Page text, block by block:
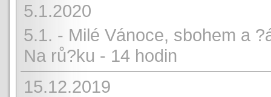
5.1.2020
5.1. - Milé Vánoce, sbohem a
Na rů?ku - 14 hodin
15.12.2019